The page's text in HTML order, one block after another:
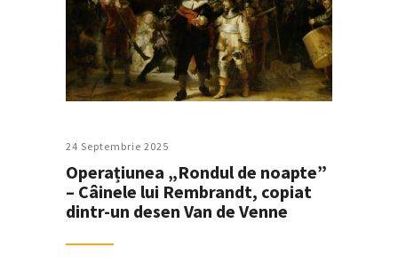
24 Septembrie 2025
Operațiunea „Rondul de noapte”
– Câinele lui Rembrandt, copiat
dintr-un desen Van de Venne